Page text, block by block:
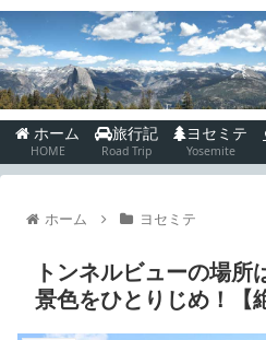
ホーム
HOME
旅行記
Road Trip
ヨセミテ
Yosemite
ホーム ヨセミテ
トンネルビューの場
景色をひとりじめ！【